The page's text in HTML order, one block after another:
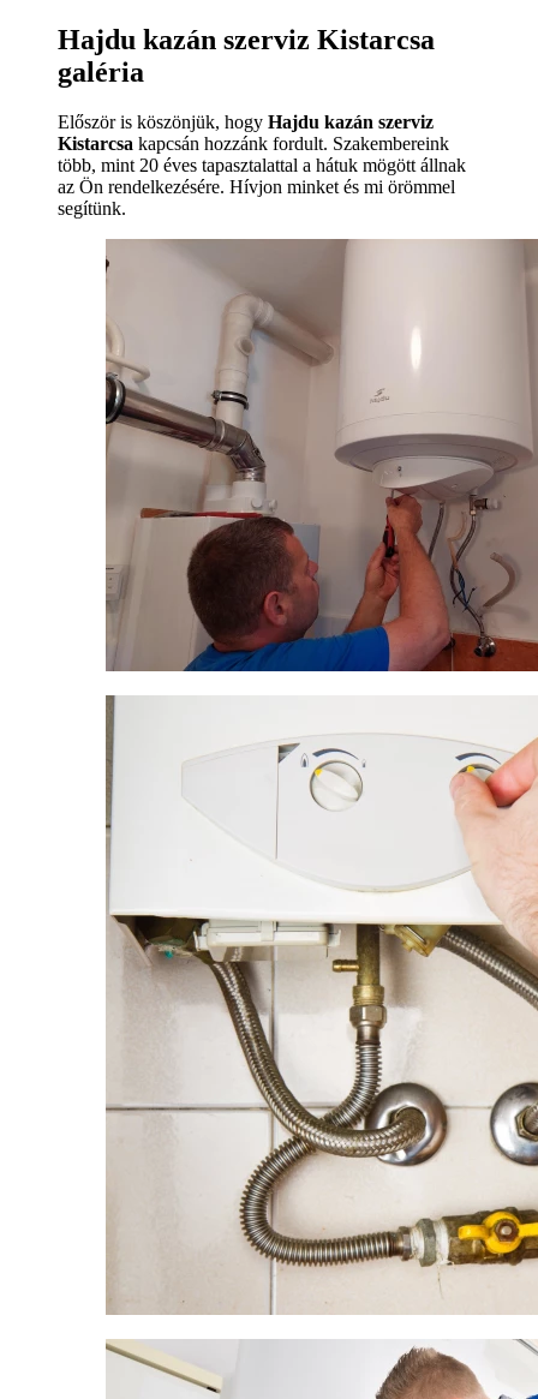
Hajdu kazán szerviz Kistarcsa
galéria
Először is köszönjük, hogy Hajdu kazán szerviz
Kistarcsa kapcsán hozzánk fordult. Szakembereink
több, mint 20 éves tapasztalattal a hátuk mögött állnak
az Ön rendelkezésére. Hívjon minket és mi örömmel
segítünk.